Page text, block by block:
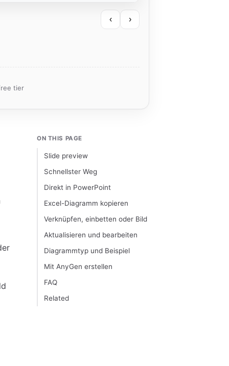
‹ ›
tier
ON THIS PAGE
Slide preview
Schnellster Weg
Direkt in PowerPoint
Excel-Diagramm kopieren
Verknüpfen, einbetten oder Bild
Aktualisieren und bearbeiten
Diagrammtyp und Beispiel
Mit AnyGen erstellen
FAQ
Related